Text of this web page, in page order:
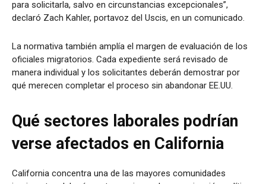
para solicitarla, salvo en circunstancias excepcionales”,
declaró Zach Kahler, portavoz del Uscis, en un comunicado.
La normativa también amplía el margen de evaluación de los
oficiales migratorios. Cada expediente será revisado de
manera individual y los solicitantes deberán demostrar por
qué merecen completar el proceso sin abandonar EE.UU.
Qué sectores laborales podrían
verse afectados en California
California concentra una de las mayores comunidades